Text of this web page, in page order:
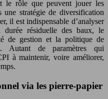
le rôle que peuvent jouer les
stratégie de diversification
il est indispensable d’analyser
durée résiduelle des baux, le
de gestion et la politique de
Autant de paramètres qui
à maintenir, voire améliorer,
via les pierre-papier